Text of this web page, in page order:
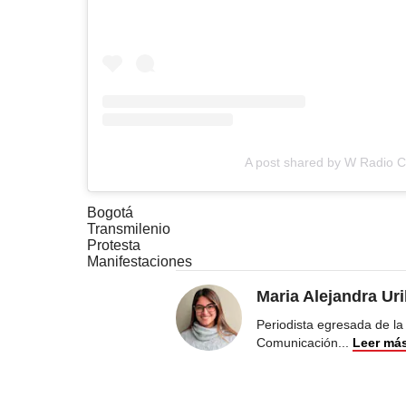
A post shared by W Radio
Bogotá
Transmilenio
Protesta
Manifestaciones
Maria Alejandra
Periodista egresada de
Comunicación
Leer